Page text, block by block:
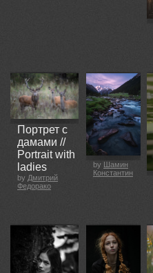
Портрет с
дамами //
Portrait with
ladies
by Дмитрий
Федорако
by Шамин
Константин